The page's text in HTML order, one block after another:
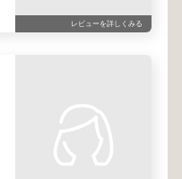
レビューを詳しくみる